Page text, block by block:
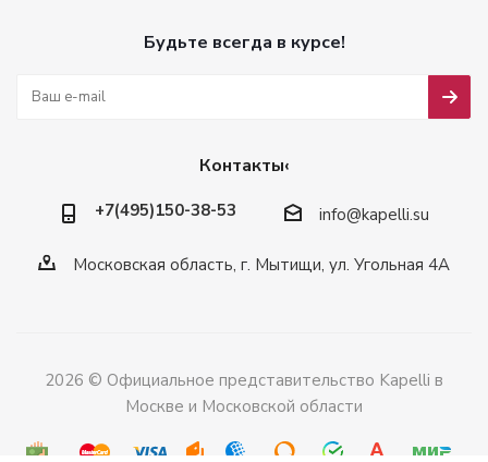
Будьте всегда в курсе!
Контакты‹
+7(495)150-38-53 info@kapelli.su
Московская область, г. Мытищи, ул. Угольная 4А
2026 © Официальное представительство Kapelli в
Москве и Московской области